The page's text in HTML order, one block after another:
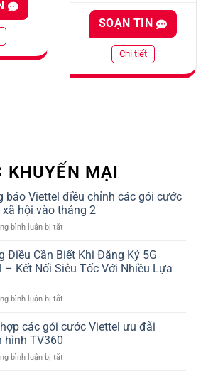
SOẠN TIN
Chi tiết
KHUYẾN MẠI
báo Viettel điều chỉnh các gói cước
xã hội vào tháng 2
bình luận bị tắt
báo
Viettel
điều
các
cước
hội
Điều Cần Biết Khi Đăng Ký 5G
– Kết Nối Siêu Tốc Với Nhiều Lựa
bình luận bị tắt
Điều
Khi
các gói cước Viettel ưu đãi
hình TV360
bình luận bị tắt